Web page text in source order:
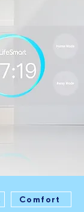
Comfort